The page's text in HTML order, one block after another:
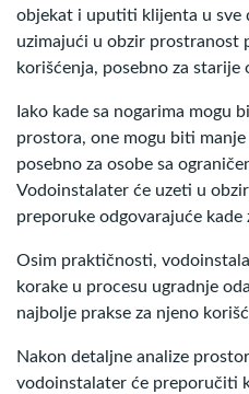
objekat i uputiti klijenta u sve
uzimajući u obzir prostranost
korišćenja, posebno za starije
Iako kade sa nogarima mogu
prostora, one mogu biti
posebno za osobe sa
Vodoinstalater će uzeti u
preporuke odgovarajuće kade
Osim praktičnosti,
korake u procesu ugradnje
najbolje prakse za njeno
Nakon detaljne analize
vodoinstalater će preporučiti